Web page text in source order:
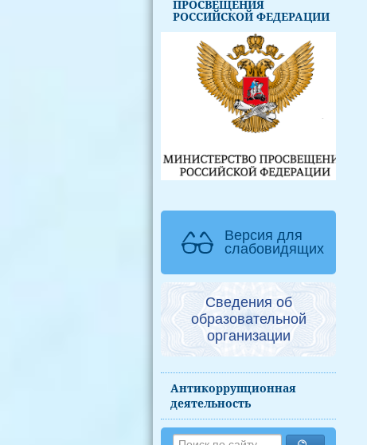
ПРОСВЕЩЕНИЯ
РОССИЙСКОЙ ФЕДЕРАЦИИ
Версия для
слабовидящих
Сведения об
образовательной
организации
Антикоррупционная
деятельность